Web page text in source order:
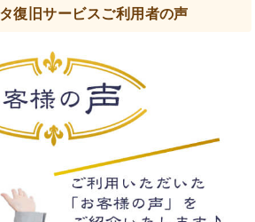
復旧サービスご利用者の声